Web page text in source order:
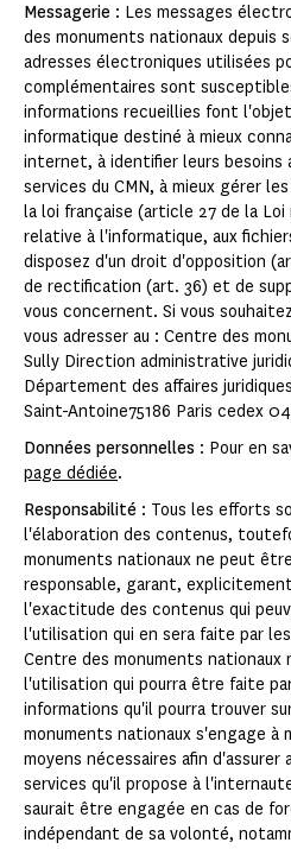
Messagerie : Les messages
des monuments nationaux
adresses électroniques utilisées
complémentaires sont
informations recueillies font
informatique destiné à mieux
internet, à identifier leurs besoins
services du CMN, à mieux gérer
la loi française (article 27 de la Loi
relative à l'informatique, aux
disposez d'un droit d'opposition
de rectification (art. 36) et de
vous concernent. Si vous
vous adresser au : Centre des
Sully Direction administrative
Département des affaires
Saint-Antoine75186 Paris cedex
Données personnelles : Pour en
page dédiée.
Responsabilité : Tous les efforts
l'élaboration des contenus,
monuments nationaux ne peut
responsable, garant,
l'exactitude des contenus qui
l'utilisation qui en sera faite par
Centre des monuments nationaux
l'utilisation qui pourra être faite
informations qu'il pourra trouver
monuments nationaux s'engage
moyens nécessaires afin d'assurer
services qu'il propose à
saurait être engagée en cas de
indépendant de sa volonté,